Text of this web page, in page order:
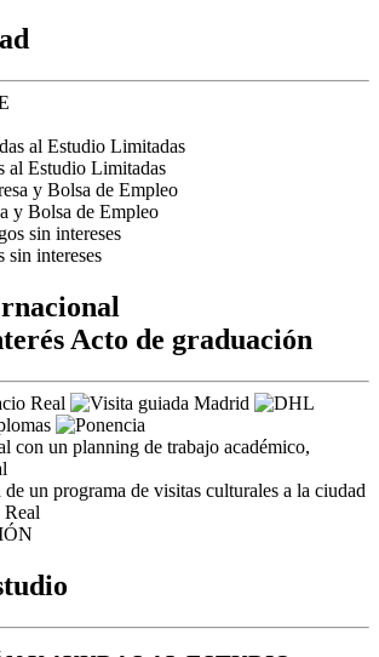
al Estudio Limitadas
y Bolsa de Empleo
sin intereses
Acto de graduación
con un planning de trabajo académico,
un programa de visitas culturales a la ciudad